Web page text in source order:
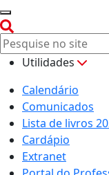
Utilidades
Calendário
Comunicados
Lista de livros
Cardápio
Extranet